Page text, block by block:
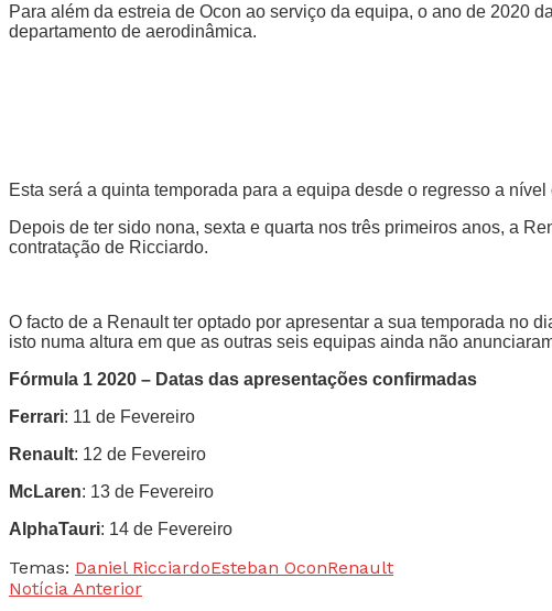
Para além da estreia de Ocon ao serviço da equipa, o ano de 2020
departamento de aerodinâmica.
Esta será a quinta temporada para a equipa desde o regresso a
Depois de ter sido nona, sexta e quarta nos três primeiros anos, a
contratação de Ricciardo.
O facto de a Renault ter optado por apresentar a sua temporada no
isto numa altura em que as outras seis equipas ainda não
Fórmula 1 2020 – Datas das apresentações confirmadas
Ferrari: 11 de Fevereiro
Renault: 12 de Fevereiro
McLaren: 13 de Fevereiro
AlphaTauri: 14 de Fevereiro
Temas: Daniel RicciardoEsteban OconRenault
Notícia Anterior